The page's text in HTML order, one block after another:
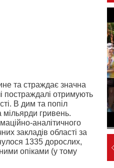
та страждає значна
постраждалі отримують
В дим та попіл
мільярди гривень.
аналітичного
закладів області за
1335 дорослих,
опіками (у тому